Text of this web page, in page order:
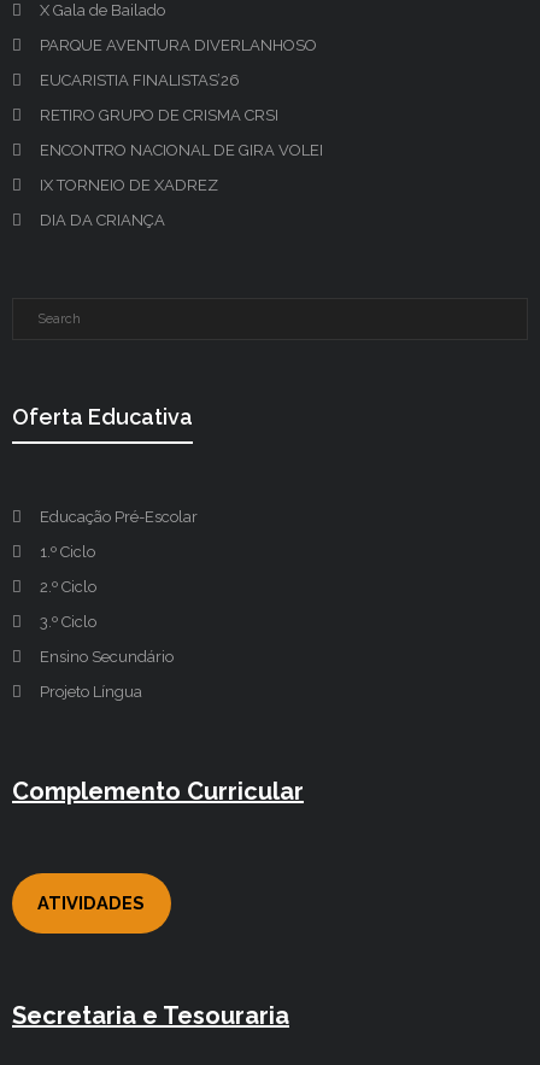
X Gala de Bailado
PARQUE AVENTURA DIVERLANHOSO
EUCARISTIA FINALISTAS’26
RETIRO GRUPO DE CRISMA CRSI
ENCONTRO NACIONAL DE GIRA VOLEI
IX TORNEIO DE XADREZ
DIA DA CRIANÇA
Oferta Educativa
Educação Pré-Escolar
1.º Ciclo
2.º Ciclo
3.º Ciclo
Ensino Secundário
Projeto Língua
Complemento Curricular
ATIVIDADES
Secretaria e Tesouraria